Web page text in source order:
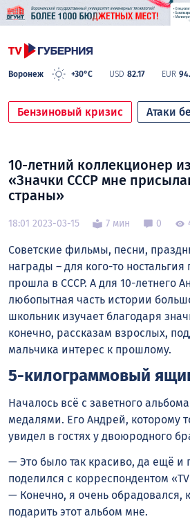
Воронеж +30°C USD 82.17 EUR
Бензиновый кризис Атаки
10-летний коллекционер
«Значки СССР мне
страны»
18:01 2023-03-15 7 мин 0
Советские фильмы, песни,
награды – для кого-то
прошла в СССР. А для 10-летнего
любопытная часть истории
школьник изучает благодаря
конечно, рассказам взрослых,
мальчика интерес к прошлому.
5-килограммовый
Началось всё с заветного
медалями. Его Андрей, которому
увидел в гостях у двоюродного
— Это было так красиво, да ещё и
поделился с корреспондентом
— Конечно, я очень обрадовался,
подарить этот альбом мне.